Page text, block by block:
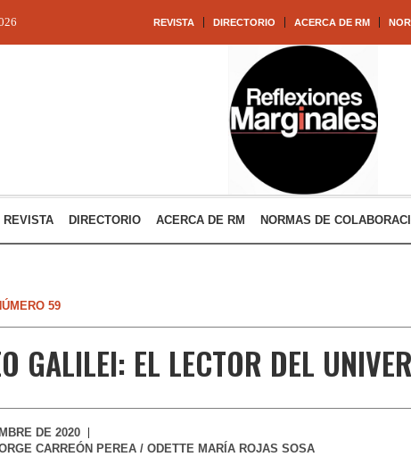
REVISTA DIRECTORIO ACERCA DE RM
REVISTA DIRECTORIO ACERCA DE RM NORMAS DE
59
GALILEI: EL LECTOR DEL
DE 2020
CARREÓN PEREA / ODETTE MARÍA ROJAS SOSA